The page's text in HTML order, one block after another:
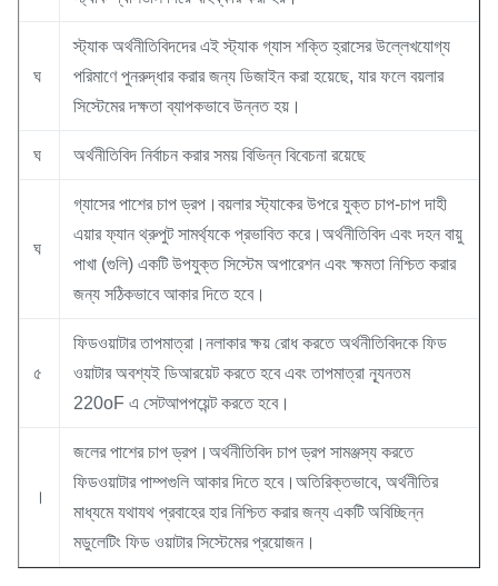
ঘ
স্ট্যাক অর্থনীতিবিদদের এই স্ট্যাক গ্যাস শক্তি হ্রাসের উল্লেখযোগ্য
পরিমাণে পুনরুদ্ধার করার জন্য ডিজাইন করা হয়েছে, যার ফলে বয়লার
সিস্টেমের দক্ষতা ব্যাপকভাবে উন্নত হয়।
ঘ অর্থনীতিবিদ নির্বাচন করার সময় বিভিন্ন বিবেচনা রয়েছে
ঘ
গ্যাসের পাশের চাপ ড্রপ।বয়লার স্ট্যাকের উপরে যুক্ত চাপ-চাপ দাহী
এয়ার ফ্যান থ্রুপুট সামর্থ্যকে প্রভাবিত করে।অর্থনীতিবিদ এবং দহন বায়ু
পাখা (গুলি) একটি উপযুক্ত সিস্টেম অপারেশন এবং ক্ষমতা নিশ্চিত করার
জন্য সঠিকভাবে আকার দিতে হবে।
৫
ফিডওয়াটার তাপমাত্রা।নলাকার ক্ষয় রোধ করতে অর্থনীতিবিদকে ফিড
ওয়াটার অবশ্যই ডিআরয়েট করতে হবে এবং তাপমাত্রা ন্যূনতম
220oF এ সেটআপপয়েন্ট করতে হবে।
।
জলের পাশের চাপ ড্রপ।অর্থনীতিবিদ চাপ ড্রপ সামঞ্জস্য করতে
ফিডওয়াটার পাম্পগুলি আকার দিতে হবে।অতিরিক্তভাবে, অর্থনীতির
মাধ্যমে যথাযথ প্রবাহের হার নিশ্চিত করার জন্য একটি অবিচ্ছিন্ন
মডুলেটিং ফিড ওয়াটার সিস্টেমের প্রয়োজন।